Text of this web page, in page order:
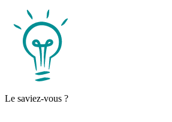
Le saviez-vous ?